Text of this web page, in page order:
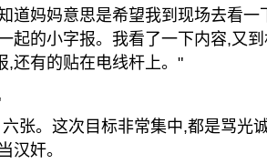
道妈妈意思是希望我到现场去看一
起的小字报。我看了一下内容,又
,还有的贴在电线杆上。"
张。这次目标非常集中,都是骂光
汉奸。